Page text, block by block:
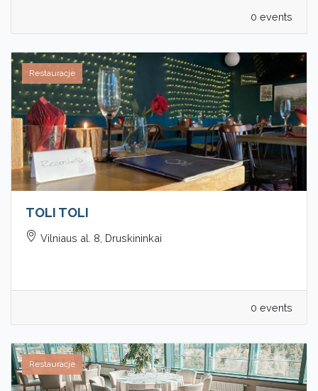
0 events
Restauracje
TOLI TOLI
Vilniaus al. 8, Druskininkai
0 events
Restauracje